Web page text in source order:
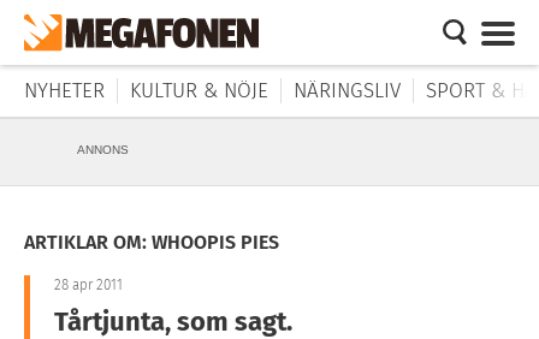
NYHETER KULTUR & NÖJE NÄRINGSLIV SPORT &
ANNONS
ARTIKLAR OM: WHOOPIS PIES
28 apr 2011
Tårtjunta, som sagt.